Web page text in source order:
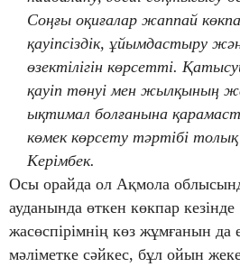
Соңғы оқиғалар жаппай
қауіпсіздік, ұйымдастыру
өзектілігін көрсетті.
қауіп төнуі мен жылқының
ықтимал болғанына
көмек көрсету тәртібі
Керімбек.
Осы орайда ол Ақмола
ауданында өткен көкпар
жасөспірімнің көз жұмғанын
мәліметке сәйкес, бұл ойын